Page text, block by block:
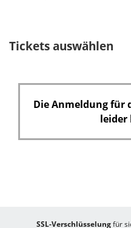
t
d
Tickets auswählen
Die Anmeldung für
leider
SSL-Verschlüsselungfür